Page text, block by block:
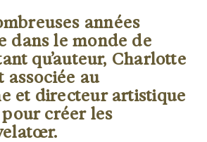
années
dans le monde de
qu’auteur, Charlotte
associée au
et directeur artistique
créer les